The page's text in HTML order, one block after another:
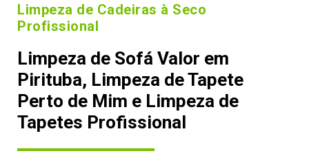
Limpeza de Cadeiras à Seco
Profissional
Limpeza de Sofá Valor em
Pirituba, Limpeza de Tapete
Perto de Mim e Limpeza de
Tapetes Profissional